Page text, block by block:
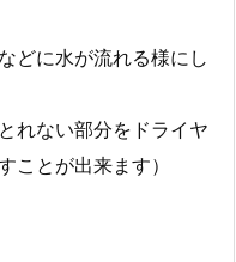
どに水が流れる様にし
れない部分をドライヤ
ことが出来ます）